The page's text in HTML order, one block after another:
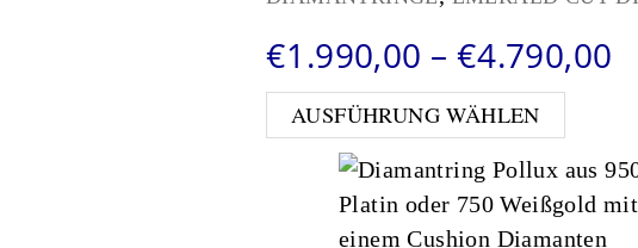
€1.990,00 – €4.790,00
AUSFÜHRUNG WÄHLEN